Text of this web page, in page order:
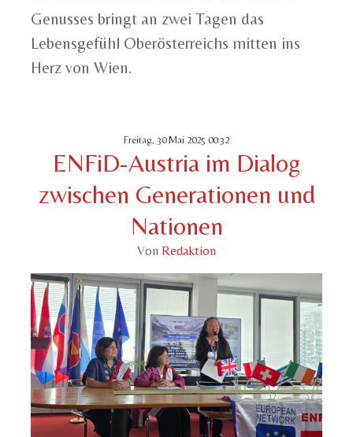
Genusses bringt an zwei Tagen das
Lebensgefühl Oberösterreichs mitten ins
Herz von Wien.
Freitag, 30 Mai 2025 00:32
ENFiD-Austria im Dialog
zwischen Generationen und
Nationen
Von Redaktion